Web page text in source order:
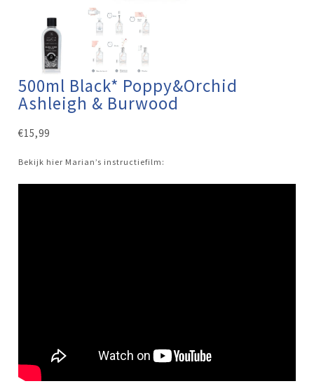
500ml Black* Poppy&Orchid
Ashleigh & Burwood
€15,99
Bekijk hier Marian’s instructiefilm: